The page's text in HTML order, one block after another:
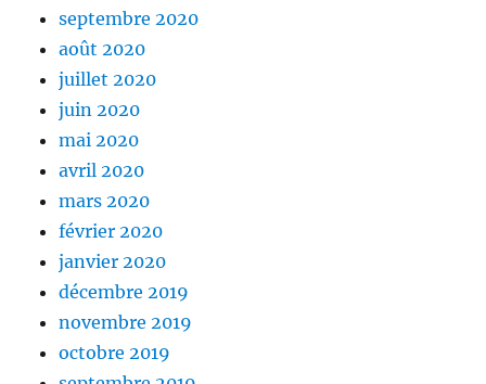
septembre 2020
août 2020
juillet 2020
juin 2020
mai 2020
avril 2020
mars 2020
février 2020
janvier 2020
décembre 2019
novembre 2019
octobre 2019